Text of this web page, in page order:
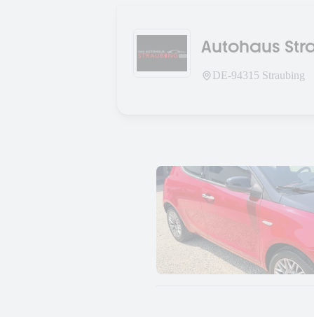
Autohaus
DE-94315 Straubing